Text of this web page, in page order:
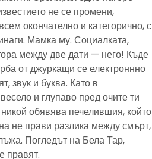
не се промени,
окончателно и категорично, с
Мамка му. Социалката,
между две дати — него! Къде
от джуркащи се електроннно
звук и буква. Като в
и глупаво пред очите ти
обявява печелившия, който
не прави разлика между смърт,
Погледът на Бела Тар,
правят.